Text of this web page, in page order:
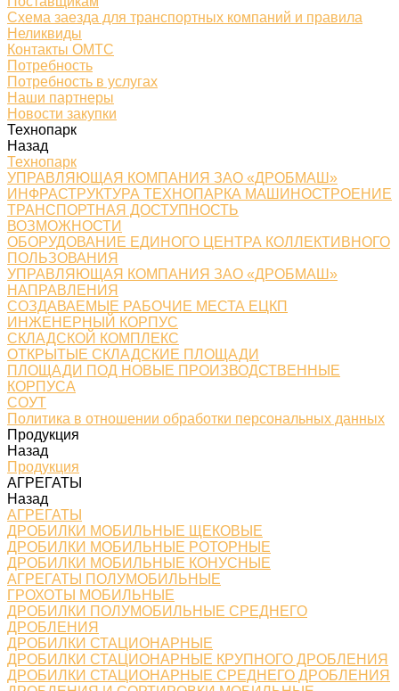
Схема заезда для транспортных компаний и правила
Неликвиды
Контакты ОМТС
Потребность
Потребность в услугах
Наши партнеры
Новости закупки
Технопарк
Назад
Технопарк
УПРАВЛЯЮЩАЯ КОМПАНИЯ ЗАО «ДРОБМАШ»
ИНФРАСТРУКТУРА ТЕХНОПАРКА МАШИНОСТРОЕНИЕ
ТРАНСПОРТНАЯ ДОСТУПНОСТЬ
ВОЗМОЖНОСТИ
ОБОРУДОВАНИЕ ЕДИНОГО ЦЕНТРА КОЛЛЕКТИВНОГО
ПОЛЬЗОВАНИЯ
УПРАВЛЯЮЩАЯ КОМПАНИЯ ЗАО «ДРОБМАШ»
НАПРАВЛЕНИЯ
СОЗДАВАЕМЫЕ РАБОЧИЕ МЕСТА ЕЦКП
ИНЖЕНЕРНЫЙ КОРПУС
СКЛАДСКОЙ КОМПЛЕКС
ОТКРЫТЫЕ СКЛАДСКИЕ ПЛОЩАДИ
ПЛОЩАДИ ПОД НОВЫЕ ПРОИЗВОДСТВЕННЫЕ
КОРПУСА
СОУТ
Политика в отношении обработки персональных данных
Продукция
Назад
Продукция
АГРЕГАТЫ
Назад
АГРЕГАТЫ
ДРОБИЛКИ МОБИЛЬНЫЕ ЩЕКОВЫЕ
ДРОБИЛКИ МОБИЛЬНЫЕ РОТОРНЫЕ
ДРОБИЛКИ МОБИЛЬНЫЕ КОНУСНЫЕ
АГРЕГАТЫ ПОЛУМОБИЛЬНЫЕ
ГРОХОТЫ МОБИЛЬНЫЕ
ДРОБИЛКИ ПОЛУМОБИЛЬНЫЕ СРЕДНЕГО
ДРОБЛЕНИЯ
ДРОБИЛКИ СТАЦИОНАРНЫЕ
ДРОБИЛКИ СТАЦИОНАРНЫЕ КРУПНОГО ДРОБЛЕНИЯ
ДРОБИЛКИ СТАЦИОНАРНЫЕ СРЕДНЕГО ДРОБЛЕНИЯ